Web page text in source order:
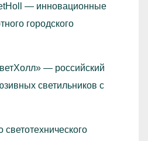
— инновационные
городского
— российский
светильников с
светотехнического